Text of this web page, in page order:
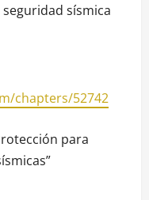
sísmica
chapters/52742
para